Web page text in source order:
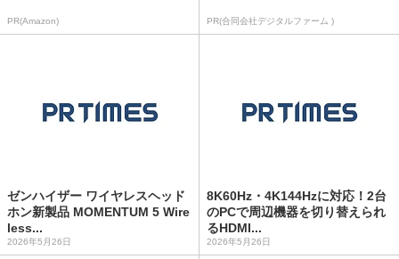
PR(Amazon) PR(合同会社デジタルファーム )
ゼンハイザー ワイヤレスヘッド
ホン新製品 MOMENTUM 5 Wire
less...
2026年5月26日
8K60Hz・4K144Hzに対応！2台
のPCで周辺機器を切り替えられ
るHDMI...
2026年5月26日